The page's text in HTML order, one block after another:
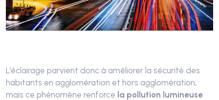
L’éclairage parvient donc à améliorer la sécurité des
habitants en agglomération et hors agglomération,
mais ce phénomène renforce la pollution lumineuse.